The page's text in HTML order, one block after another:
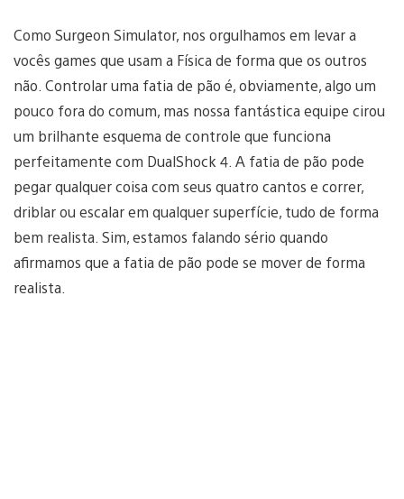
Como Surgeon Simulator, nos orgulhamos em levar a
vocês games que usam a Física de forma que os outros
não. Controlar uma fatia de pão é, obviamente, algo um
pouco fora do comum, mas nossa fantástica equipe cirou
um brilhante esquema de controle que funciona
perfeitamente com DualShock 4. A fatia de pão pode
pegar qualquer coisa com seus quatro cantos e correr,
driblar ou escalar em qualquer superfície, tudo de forma
bem realista. Sim, estamos falando sério quando
afirmamos que a fatia de pão pode se mover de forma
realista.